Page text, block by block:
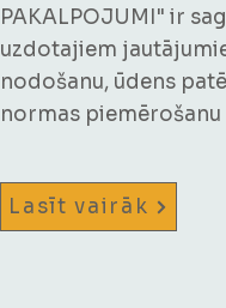
PAKALPOJUMI" ir
uzdotajiem
nodošanu, ūdens
normas
Lasīt vairāk